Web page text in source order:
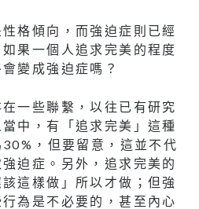
格傾向，而強迫症則已經
果一個人追求完美的程度
變成強迫症嗎？
一些聯繫，以往已有研究
中，有「追求完美」這種
，但要留意，這並不代
迫症。另外，追求完美的
這樣做」所以才做；但強
為是不必要的，甚至內心